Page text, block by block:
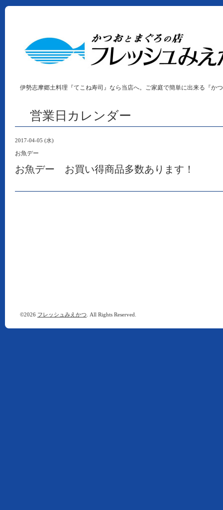
伊勢志摩郷土料理『てこね寿司』なら当店へ。ご家庭で簡単に出来る『か
営業日カレンダー
2017-04-05 (水)
お魚デー
お魚デー お買い得商品多数あります！
©2026 フレッシュみえかつ . All Rights Reserved.